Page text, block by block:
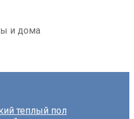
и дома
теплый пол